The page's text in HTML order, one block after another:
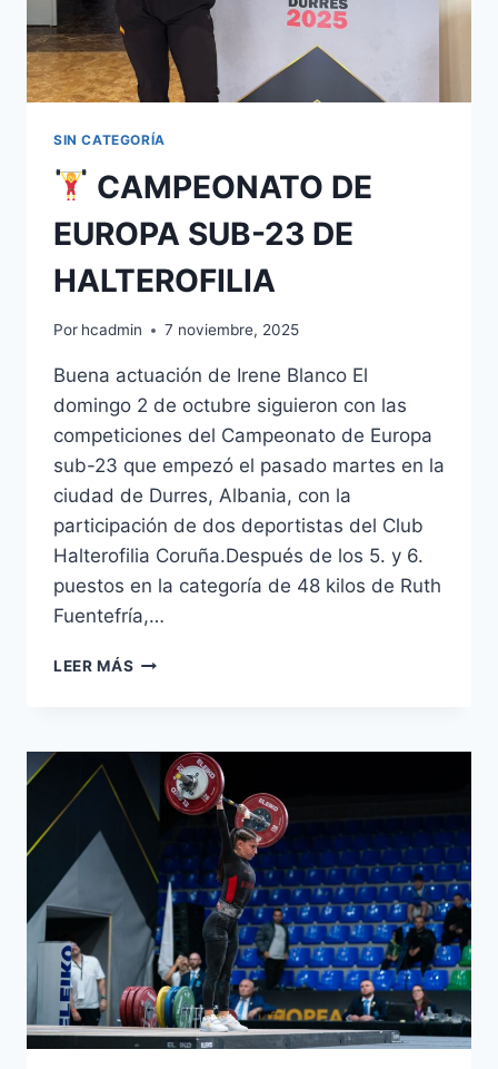
SIN CATEGORÍA
CAMPEONATO DE
EUROPA SUB-23 DE
HALTEROFILIA
Por hcadmin 7 noviembre, 2025
Buena actuación de Irene Blanco El
domingo 2 de octubre siguieron con las
competiciones del Campeonato de Europa
sub-23 que empezó el pasado martes en la
ciudad de Durres, Albania, con la
participación de dos deportistas del Club
Halterofilia Coruña.Después de los 5. y 6.
puestos en la categoría de 48 kilos de Ruth
Fuentefría,…
LEER MÁS
SUB-
23
DE
HALTEROFILIA